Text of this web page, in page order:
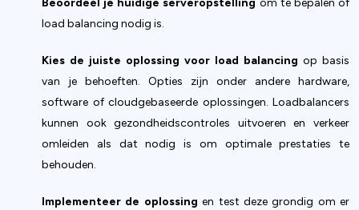
load balancing nodig is.
Kies de juiste oplossing voor load balancing op basis
van je behoeften. Opties zijn onder andere hardware,
software of cloudgebaseerde oplossingen. Loadbalancers
kunnen ook gezondheidscontroles uitvoeren en verkeer
omleiden als dat nodig is om optimale prestaties te
behouden.
Implementeer de oplossing en test deze grondig om er